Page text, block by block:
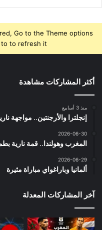
Go to the Theme options
to refresh it.
أكثر المشاركات مشاهدة
منذ 3 أسابيع
إنجلترا والأرجنتين.. مواجهة
2026-06-30
المغرب وهولندا.. قمة نارية
2026-06-29
ألمانيا وباراغواي مباراة مثيرة
آخر المشاركات المعدلة